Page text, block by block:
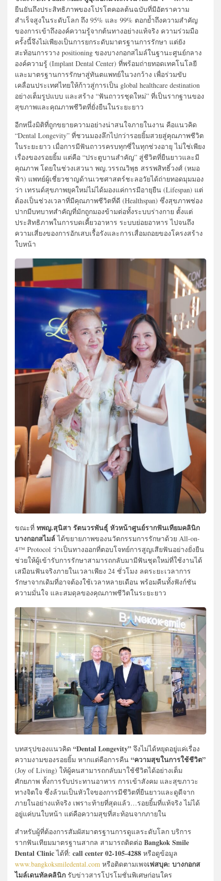
ยืนยันถึงประสิทธิภาพของโปรโตคอลต้นฉบับที่มีอัตราความ
สำเร็จสูงในระดับโลก ถึง 95% และ 99% ตอกย้ำถึงความสำคัญ
ของการเข้าถึงองค์ความรู้จากต้นทางอย่างแท้จริง ความร่วมมือ
ครั้งนี้จึงไม่เพียงเป็นการยกระดับมาตรฐานการรักษา แต่ยัง
สะท้อนการวาง positioning ของบางกอกสไมล์ในฐานะศูนย์กลาง
องค์ความรู้ (Implant Dental Center) ที่พร้อมถ่ายทอดเทคโนโลยี
และมาตรฐานการรักษาสู่ทันตแพทย์ในวงกว้าง เพื่อร่วมขับ
เคลื่อนประเทศไทยให้ก้าวสู่การเป็น global healthcare destination
อย่างเต็มรูปแบบ และสร้าง “ฟันถาวรชุดใหม่” ที่เป็นรากฐานของ
สุขภาพและคุณภาพชีวิตที่ยั่งยืนในระยะยาว
อีกหนึ่งมิติที่ถูกขยายความอย่างน่าสนใจภายในงาน คือแนวคิด
“Dental Longevity” ที่ชวนมองลึกไปกว่ารอยยิ้มสวยสู่คุณภาพชีวิต
ในระยะยาว เมื่อการมีฟันถาวรครบทุกซี่ในทุกช่วงอายุ ไม่ใช่เพียง
เรื่องของรอยยิ้ม แต่คือ “ประตูบานสำคัญ” สู่ชีวิตที่ยืนยาวและมี
คุณภาพ โดยในช่วงเสวนา พญ.วรรณวิพุธ สรรพสิทธิ์วงศ์ (หมอ
ฟ้า) แพทย์ผู้เชี่ยวชาญด้านเวชศาสตร์ชะลอวัยได้ถ่ายทอดมุมมอง
ว่า เทรนด์สุขภาพยุคใหม่ไม่ได้มองแค่การมีอายุยืน (Lifespan) แต่
ต้องเป็นช่วงเวลาที่มีคุณภาพชีวิตที่ดี (Healthspan) ซึ่งสุขภาพช่อง
ปากมีบทบาทสำคัญที่มักถูกมองข้ามต่อทั้งระบบร่างกาย ตั้งแต่
ประสิทธิภาพในการบดเคี้ยวอาหาร ระบบย่อยอาหาร ไปจนถึง
ความเสี่ยงของการอักเสบเรื้อรังและการเสื่อมถอยของโครงสร้าง
ใบหน้า
ขณะที่ ทพญ.สุนิสา รัตนวรพันธุ์ หัวหน้าศูนย์รากฟันเทียมคลินิก
บางกอกสไมล์ได้ขยายภาพของนวัตกรรมการรักษาด้วย All-on-
4™ Protocol ว่าเป็นทางออกที่ตอบโจทย์การสูญเสียฟันอย่างยั่งยืน
ช่วยให้ผู้เข้ารับการรักษาสามารถกลับมามีฟันชุดใหม่ที่ใช้งานได้
เสมือนฟันจริงภายในเวลาเพียง 24 ชั่วโมง ลดระยะเวลาการ
รักษาจากเดิมที่อาจต้องใช้เวลาหลายเดือน พร้อมคืนทั้งฟังก์ชัน
ความมั่นใจ และสมดุลของคุณภาพชีวิตในระยะยาว
บทสรุปของแนวคิด “Dental Longevity” จึงไม่ได้หยุดอยู่แค่เรื่อง
ความงามของรอยยิ้ม หากแต่คือการคืน “ความสุขในการใช้ชีวิต”
(Joy of Living) ให้ผู้คนสามารถกลับมาใช้ชีวิตได้อย่างเต็ม
ศักยภาพ ทั้งการรับประทานอาหาร การเข้าสังคม และสุขภาวะ
ทางจิตใจ ซึ่งล้วนเป็นหัวใจของการมีชีวิตที่ยืนยาวและดูดีจาก
ภายในอย่างแท้จริง เพราะท้ายที่สุดแล้ว…รอยยิ้มที่แท้จริง ไม่ได้
อยู่แค่บนใบหน้า แต่คือความสุขที่สะท้อนจากภายใน
สำหรับผู้ที่ต้องการสัมผัสมาตรฐานการดูแลระดับโลก บริการ
รากฟันเทียมมาตรฐานสากล สามารถติดต่อ Bangkok Smile
Dental Clinicได้ที่: call center 02-105-4288 หรือดูข้อมูล
www.bangkoksmiledental.com หรือติดตามเพจเฟสบุค: บางกอกส
ไมล์เดนทัลคลินิก รับข่าวสารโปรโมชั่นพิเศษก่อนใคร